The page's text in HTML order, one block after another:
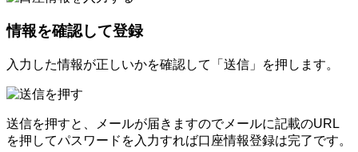
情報を確認して登録
入力した情報が正しいかを確認して「送信」を押します。
送信を押すと、メールが届きますのでメールに記載のURL
を押してパスワードを入力すれば口座情報登録は完了です。